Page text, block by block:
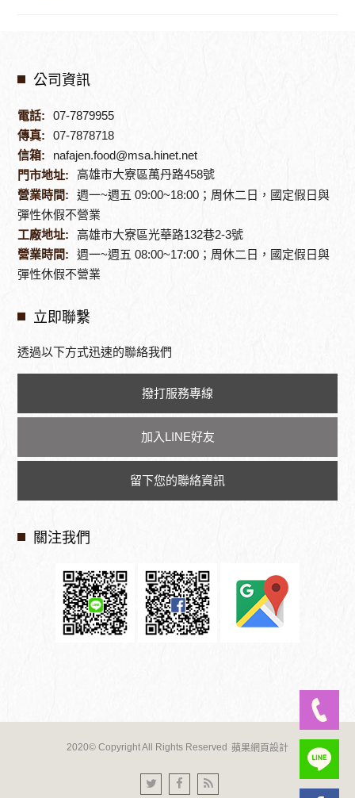
公司資訊
電話:
07-7879955
傳真:
07-7878718
信箱:
nafajen.food@msa.hinet.net
門市地址:
高雄市大寮區萬丹路458號
營業時間:
週一~週五 09:00~18:00；周休二日，國定假日與
彈性休假不營業
工廠地址:
高雄市大寮區光華路132巷2-3號
營業時間:
週一~週五 08:00~17:00；周休二日，國定假日與
彈性休假不營業
立即聯繫
透過以下方式迅速的聯絡我們
撥打服務專線
加入LINE好友
留下您的聯絡資訊
關注我們
2020© Copyright All Rights Reserved 蘋果網頁設計